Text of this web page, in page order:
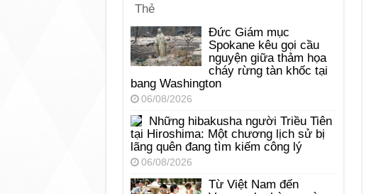
Thẻ
Đức Giám mục
Spokane kêu gọi cầu
nguyện giữa thảm họa
cháy rừng tàn khốc tại
bang Washington
06/08/2026
Những hibakusha người Triều Tiên
tại Hiroshima: Một chương lịch sử bị
lãng quên đang tìm kiếm công lý
06/08/2026
Từ Việt Nam đến